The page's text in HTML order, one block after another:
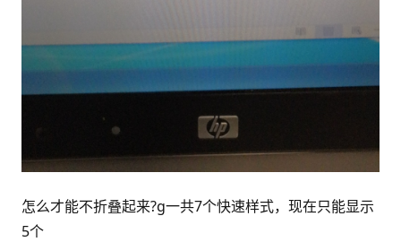
怎么才能不折叠起来?g一共7个快速样式，现在只能显示
5个